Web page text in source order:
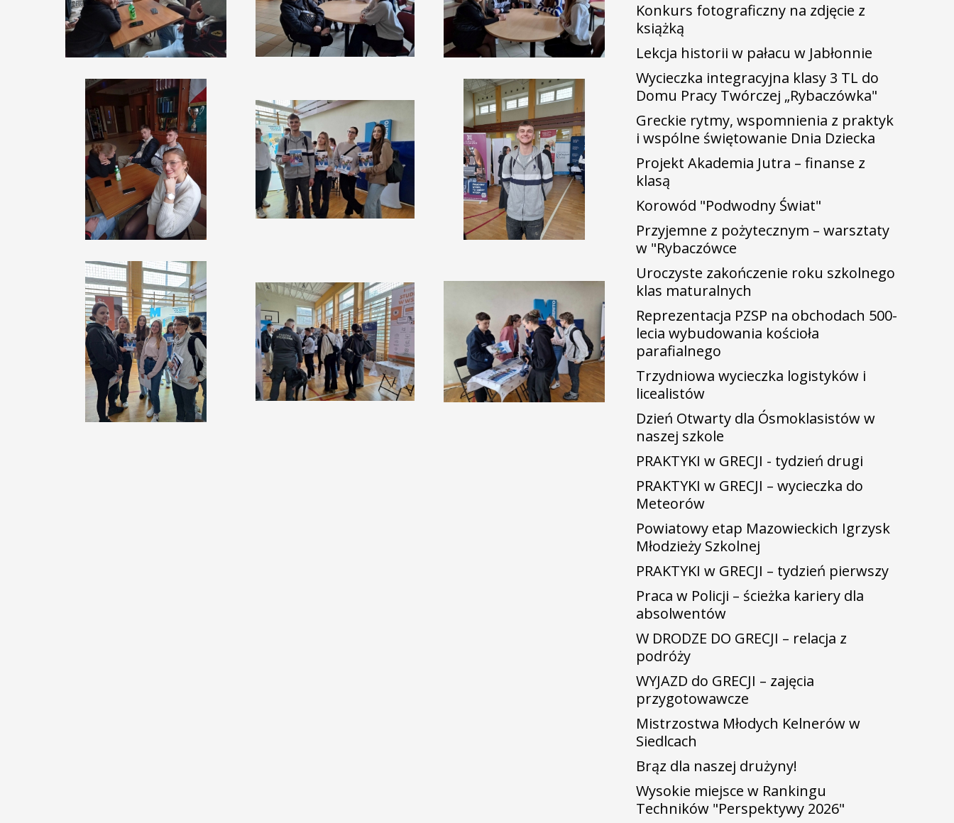
Konkurs fotograficzny na zdjęcie z
książką
Lekcja historii w pałacu w Jabłonnie
Wycieczka integracyjna klasy 3 TL do
Domu Pracy Twórczej „Rybaczówka"
Greckie rytmy, wspomnienia z praktyk
i wspólne świętowanie Dnia Dziecka
Projekt Akademia Jutra – finanse z
klasą
Korowód "Podwodny Świat"
Przyjemne z pożytecznym – warsztaty
w "Rybaczówce
Uroczyste zakończenie roku szkolnego
klas maturalnych
Reprezentacja PZSP na obchodach 500-
lecia wybudowania kościoła
parafialnego
Trzydniowa wycieczka logistyków i
licealistów
Dzień Otwarty dla Ósmoklasistów w
naszej szkole
PRAKTYKI w GRECJI - tydzień drugi
PRAKTYKI w GRECJI – wycieczka do
Meteorów
Powiatowy etap Mazowieckich Igrzysk
Młodzieży Szkolnej
PRAKTYKI w GRECJI – tydzień pierwszy
Praca w Policji – ścieżka kariery dla
absolwentów
W DRODZE DO GRECJI – relacja z
podróży
WYJAZD do GRECJI – zajęcia
przygotowawcze
Mistrzostwa Młodych Kelnerów w
Siedlcach
Brąz dla naszej drużyny!
Wysokie miejsce w Rankingu
Techników "Perspektywy 2026"